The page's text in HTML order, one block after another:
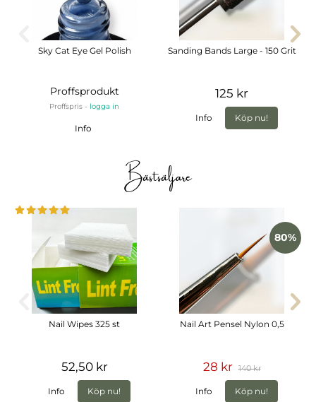
Sky Cat Eye Gel Polish
Proffsprodukt
Proffspris - logga in
Info
Sanding Bands Large - 150 Grit
125 kr
Info Köp nu!
Bästsäljare
Nail Wipes 325 st
52,50 kr
Info Köp nu!
80%
Nail Art Pensel Nylon 0,5
28 kr 140 kr
Info Köp nu!